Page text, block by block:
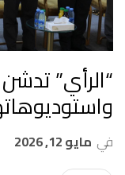
“الرأي”
في مايو 12, 2026